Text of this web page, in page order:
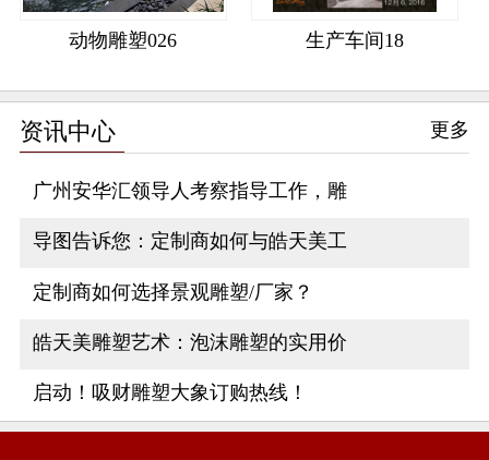
动物雕塑026 生产车间18
资讯中心 更多
广州安华汇领导人考察指导工作，雕
导图告诉您：定制商如何与皓天美工
定制商如何选择景观雕塑/厂家？
皓天美雕塑艺术：泡沫雕塑的实用价
启动！吸财雕塑大象订购热线！